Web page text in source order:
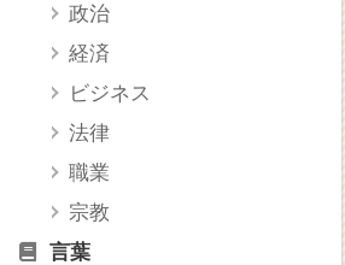
政治
経済
ビジネス
法律
職業
宗教
言葉